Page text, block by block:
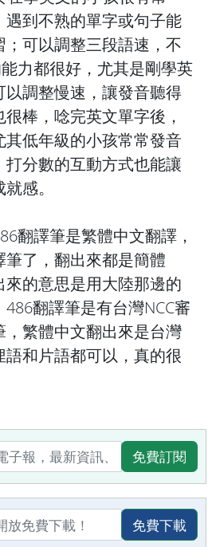
到不熟的單字或句子能
可以調整三段語速，不
力都很好，尤其是剛學英
調整慢速，讓發音聽得
棒，唸完英文單字後，
低年級的小孩常常發音
分數的互動方式也能讓
感。
翻譯筆是繁體中文翻譯，
了，翻出來都是簡體
的意思是用大陸那邊的
翻譯筆是有台灣NCC審
繁體中文翻出來是台灣
語和片語都可以，真的很
免費訂閱
免費下載